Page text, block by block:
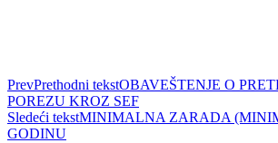
PrevPrethodni tekstOBAVEŠTENJE O
POREZU KROZ SEF
Sledeći tekstMINIMALNA ZARADA
GODINU